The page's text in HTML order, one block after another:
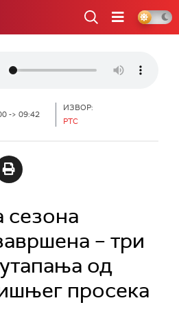
-> 09:42
ИЗВОР:
РТС
сезона
– три
од
просека